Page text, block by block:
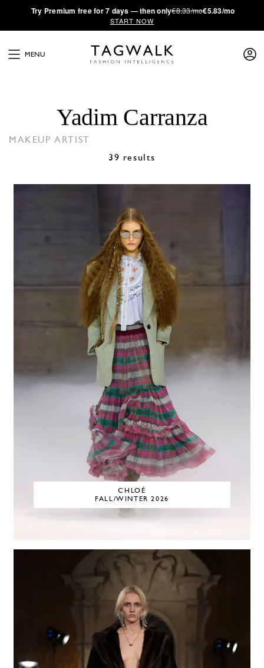
·Try Premium free for 7 days — then only€8.33/mo€5.83/mo
START NOW
MENU
Yadim Carranza
MAKEUP ARTIST
39 results
CHLOÉ
FALL/WINTER 2026